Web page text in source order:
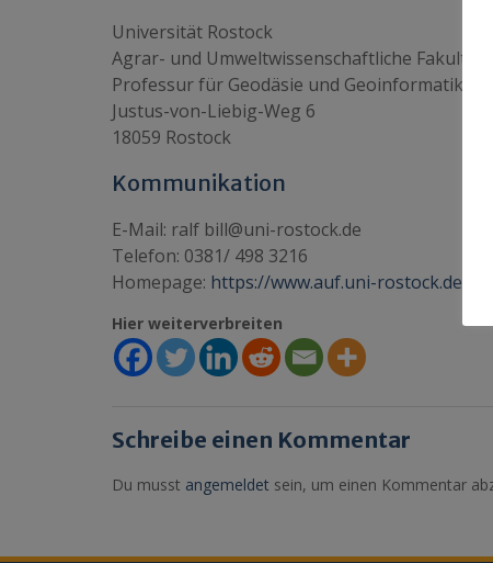
Universität Rostock
Agrar- und Umweltwissenschaftliche Fakultät
Professur für Geodäsie und Geoinformatik (GG)
Justus-von-Liebig-Weg 6
18059 Rostock
Kommunikation
E-Mail: ralf bill@uni-rostock.de
Telefon: 0381/ 498 3216
Homepage: https://www.auf.uni-rostock.de/
Hier weiterverbreiten
Schreibe einen Kommentar
Du musst angemeldet sein, um einen Kommentar